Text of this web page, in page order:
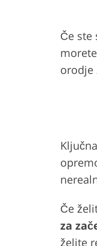
Če ste
orodje
Če
za
želite